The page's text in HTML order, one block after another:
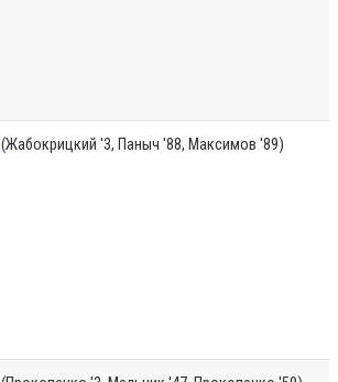
(Жабокрицкий '3, Паныч '88, Максимов '89)